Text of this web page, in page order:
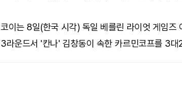
코이는 8일(한국 시각) 독일 베를린 라이엇 게임즈
3라운드서 '칸나' 김창동이 속한 카르민코프를 3대